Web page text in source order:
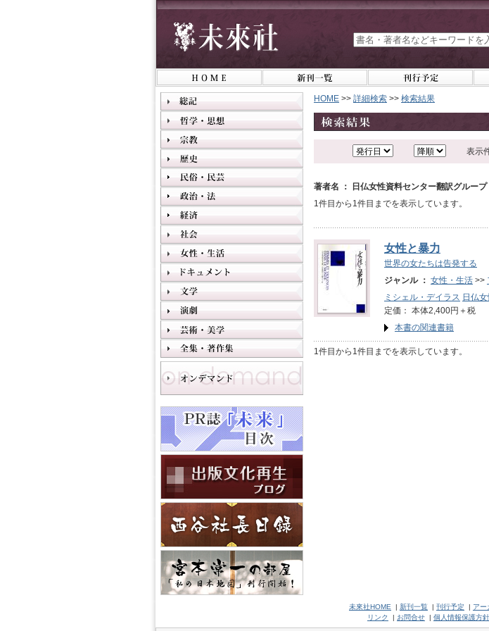
HOME >> 詳細検索 >> 検索結果
表示
著者名 ： 日仏女性資料センター翻訳グループ
1件目から1件目までを表示しています。
女性と暴力
世界の女たちは告発する
ジャンル ： 女性・生活 >>
ミシェル・デイラス 日仏
定価： 本体2,400円＋
本書の関連書籍
1件目から1件目までを表示しています。
未來社HOME | 新刊一覧 | 刊行予定 | アー
リンク
| お問合せ | 個人情報保護方針